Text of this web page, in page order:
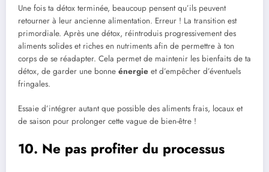
Une fois ta détox terminée, beaucoup pensent qu’ils peuvent
retourner à leur ancienne alimentation. Erreur ! La transition est
primordiale. Après une détox, réintroduis progressivement des
aliments solides et riches en nutriments afin de permettre à ton
corps de se réadapter. Cela permet de maintenir les bienfaits de ta
détox, de garder une bonne énergie et d’empêcher d’éventuels
fringales.
Essaie d’intégrer autant que possible des aliments frais, locaux et
de saison pour prolonger cette vague de bien-être !
10. Ne pas profiter du processus